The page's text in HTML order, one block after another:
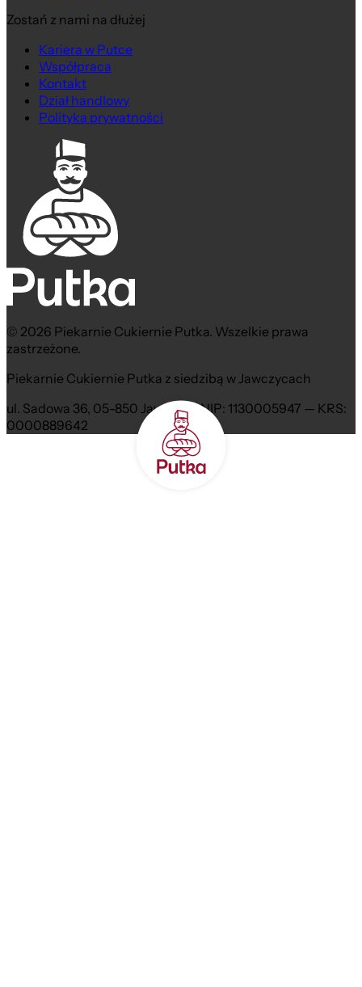
Zostań z nami na dłużej
Kariera w Putce
Współpraca
Kontakt
Dział handlowy
Polityka prywatności
© 2026 Piekarnie Cukiernie Putka. Wszelkie prawa
zastrzeżone.
Piekarnie Cukiernie Putka z siedzibą w Jawczycach
ul. Sadowa 36, 05-850 Jawczyce NIP: 1130005947 — KRS:
0000889642